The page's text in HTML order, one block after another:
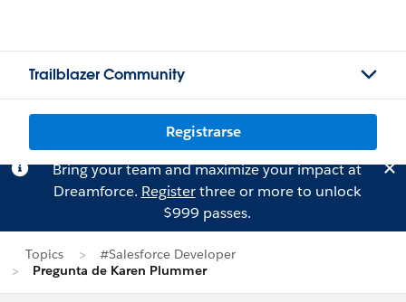
Trailblazer Community
Registrarse
Bring your team and maximize your impact at
Dreamforce. Registerthree or more to unlock
$999 passes.
Topics
#Salesforce Developer
Pregunta de Karen Plummer